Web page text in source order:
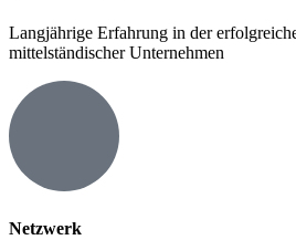
Langjährige Erfahrung in der
mittelständischer Unternehmen
Netzwerk